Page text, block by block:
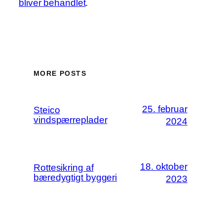
bliver behandlet.
MORE POSTS
Steico
vindspærreplader
25. februar
2024
Rottesikring af
bæredygtigt byggeri
18. oktober
2023